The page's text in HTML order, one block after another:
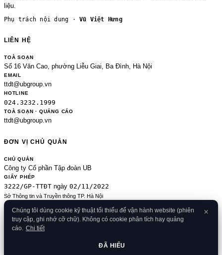
liệu.
Phụ trách nội dung ·Vũ Việt Hưng
LIÊN HỆ
TOÀ SOẠN
Số 16 Văn Cao, phường Liễu Giai, Ba Đình, Hà Nội
EMAIL
ttdt@ubgroup.vn
HOTLINE
024.3232.1999
TOÀ SOẠN · QUẢNG CÁO
ttdt@ubgroup.vn
ĐƠN VỊ CHỦ QUẢN
CHỦ QUẢN
Công ty Cổ phần Tập đoàn UB
GIẤY PHÉP
3222/GP-TTĐT ngày 02/11/2022
Sở Thông tin và Truyền thông TP. Hà Nội
Sửa đổi của 2489/GP-TTĐT ngày 24/8/2020
ĐKKD
0106080414 09/01/2013
© 2026 Banker.vn
Cookies·Liên hệ
Chúng tôi dùng cookie kỹ thuật tối thiểu để vận hành website (phiên
truy cập, ghi nhớ cỡ chữ). Không có cookie phân tích hay quảng
cáo. Chi tiết
ĐÃ HIỂU